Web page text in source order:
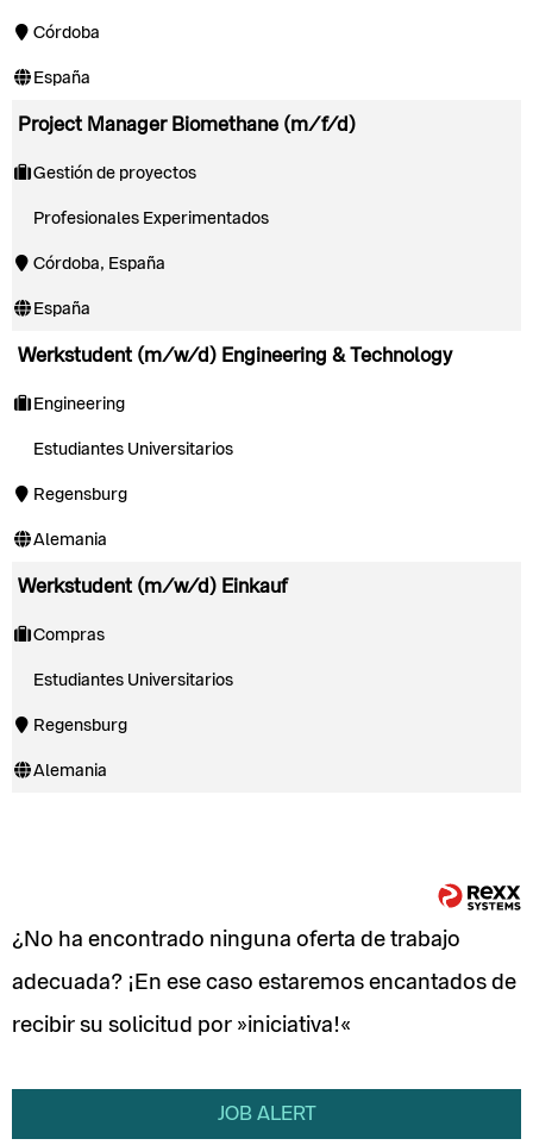
Córdoba
España
Project Manager Biomethane (m/f/d)
Gestión de proyectos
Profesionales Experimentados
Córdoba, España
España
Werkstudent (m/w/d) Engineering & Technology
Engineering
Estudiantes Universitarios
Regensburg
Alemania
Werkstudent (m/w/d) Einkauf
Compras
Estudiantes Universitarios
Regensburg
Alemania
¿No ha encontrado ninguna oferta de trabajo
adecuada? ¡En ese caso estaremos encantados de
recibir su solicitud por
iniciativa!
JOBALERT